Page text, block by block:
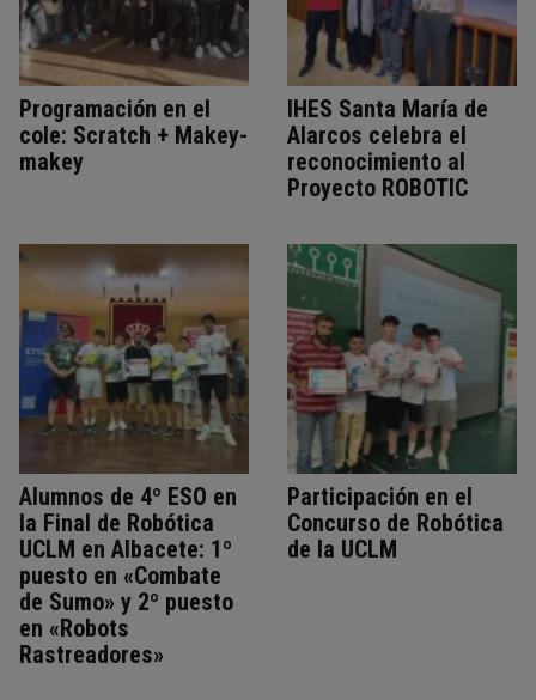
Programación en el
cole: Scratch + Makey-
makey
IHES Santa María de
Alarcos celebra el
reconocimiento al
Proyecto ROBOTIC
Alumnos de 4º ESO en
la Final de Robótica
UCLM en Albacete: 1º
puesto en «Combate
de Sumo» y 2º puesto
en «Robots
Rastreadores»
Participación en el
Concurso de Robótica
de la UCLM